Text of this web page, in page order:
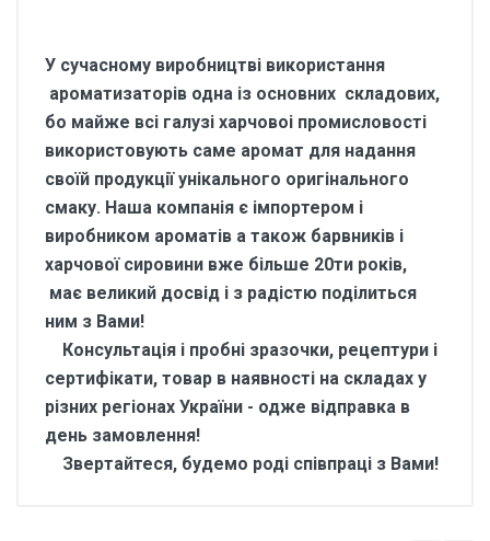
У сучасному виробництві використання
ароматизаторів одна із основних складових,
бо майже всі галузі харчовоі промисловості
використовують саме аромат для надання
своїй продукції унікального оригінального
смаку. Наша компанія є імпортером і
виробником ароматів а також барвників і
харчової сировини вже більше 20ти років,
має великий досвід і з радістю поділиться
ним з Вами!
Консультація і пробні зразочки, рецептури і
сертифікати, товар в наявності на складах у
різних регіонах України - одже відправка в
день замовлення!
Звертайтеся, будемо роді співпраці з Вами!